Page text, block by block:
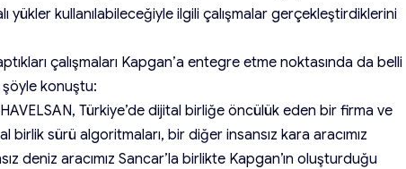
kullanılabileceğiyle ilgili çalışmalar gerçekleştirdiklerini
çalışmaları Kapgan’a entegre etme noktasında da belli
konuştu:
HAVELSAN, Türkiye’de dijital birliğe öncülük eden bir firma ve
sürü algoritmaları, bir diğer insansız kara aracımız
deniz aracımız Sancar’la birlikte Kapgan’ın oluşturduğu